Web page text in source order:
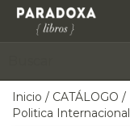
Inicio / CATÁLOGO /
Politica Internacional